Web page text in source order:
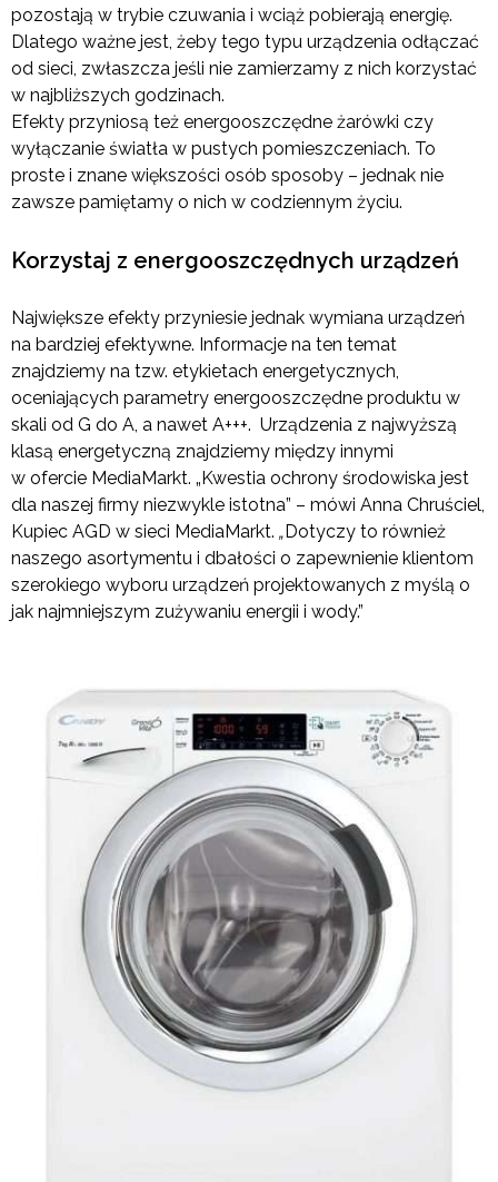
pozostają w trybie czuwania i wciąż pobierają energię.
Dlatego ważne jest, żeby tego typu urządzenia odłączać
od sieci, zwłaszcza jeśli nie zamierzamy z nich korzystać
w najbliższych godzinach.
Efekty przyniosą też energooszczędne żarówki czy
wyłączanie światła w pustych pomieszczeniach. To
proste i znane większości osób sposoby – jednak nie
zawsze pamiętamy o nich w codziennym życiu.
Korzystaj z energooszczędnych urządzeń
Największe efekty przyniesie jednak wymiana urządzeń
na bardziej efektywne. Informacje na ten temat
znajdziemy na tzw. etykietach energetycznych,
oceniających parametry energooszczędne produktu w
skali od G do A, a nawet A+++. Urządzenia z najwyższą
klasą energetyczną znajdziemy między innymi
w ofercie MediaMarkt. „Kwestia ochrony środowiska jest
dla naszej firmy niezwykle istotna” – mówi Anna Chruściel,
Kupiec AGD w sieci MediaMarkt. „Dotyczy to również
naszego asortymentu i dbałości o zapewnienie klientom
szerokiego wyboru urządzeń projektowanych z myślą o
jak najmniejszym zużywaniu energii i wody.”